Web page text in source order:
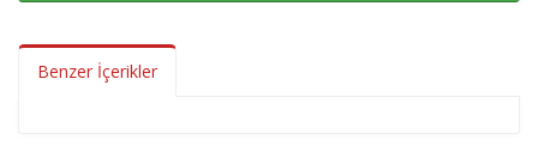
Benzer İçerikler